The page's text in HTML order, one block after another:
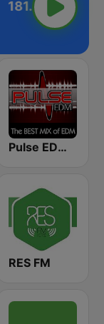
Pulse EDM Dance Music
RES FM